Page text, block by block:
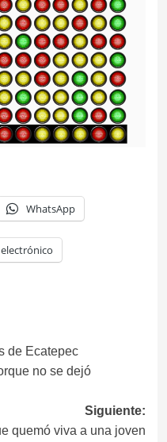
WhatsApp
de Ecatepec
no se dejó
Siguiente:
quemó viva a una joven